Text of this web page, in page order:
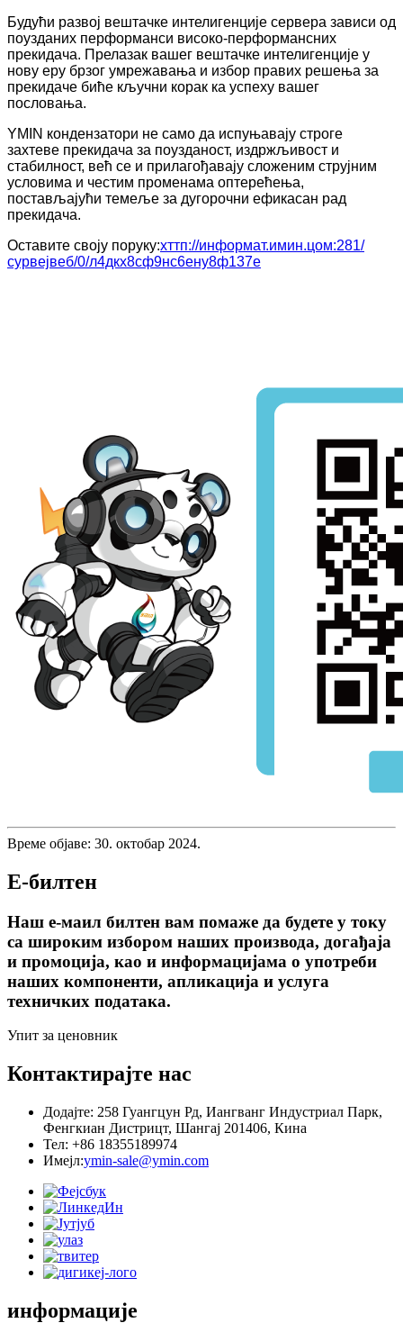
Будући развој вештачке интелигенције сервера зависи од
поузданих перформанси високо-перформансних
прекидача. Прелазак вашег вештачке интелигенције у
нову еру брзог умрежавања и избор правих решења за
прекидаче биће кључни корак ка успеху вашег
пословања.
YMIN кондензатори не само да испуњавају строге
захтеве прекидача за поузданост, издржљивост и
стабилност, већ се и прилагођавају сложеним струјним
условима и честим променама оптерећења,
постављајући темеље за дугорочни ефикасан рад
прекидача.
Оставите своју поруку:хттп://информат.имин.цом:281/
сурвејвеб/0/л4дкx8сф9нс6енy8ф137е
Време објаве: 30. октобар 2024.
Е-билтен
Наш е-маил билтен вам помаже да будете у току
са широким избором наших производа, догађаја
и промоција, као и информацијама о употреби
наших компоненти, апликација и услуга
техничких података.
Упит за ценовник
Контактирајте нас
Додајте: 258 Гуангцун Рд, Иангванг Индустриал Парк,
Фенгкиан Дистрицт, Шангај 201406, Кина
Тел: +86 18355189974
Имејл:ymin-sale@ymin.com
информације